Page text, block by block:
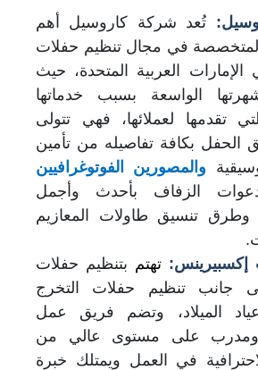
تُعد شركة كاروسيل أهم
في مجال تنظيم حفلات
العربية المتحدة، حيث
الواسعة بسبب خدماتها
تقدمها لعملائها، فهي تتولى
الحفل بكافة تفاصيله من تأمين
والمصورين الفوتوغرافيين
الزفاف بأحدث وأجمل
وطرق تنسيق طاولات المعازيم
إكسبيرينس: تهتم بتنظيم حفلات
جانب تنظيم حفلات التخرج
الميلاد، وتضم فريق عمل
على مستوى عالي من
في العمل ويمتلك خبرة